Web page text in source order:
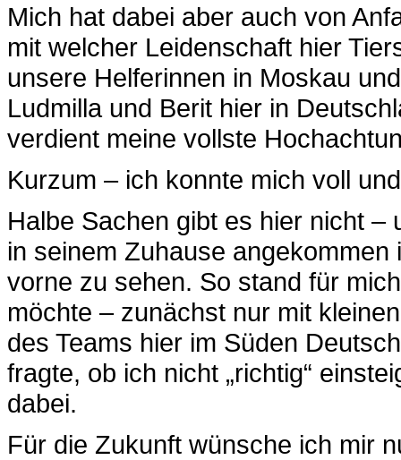
Mich hat dabei aber auch von
mit welcher Leidenschaft hier
unsere Helferinnen in Moskau
Ludmilla und Berit hier in
verdient meine vollste
Kurzum – ich konnte mich voll
Halbe Sachen gibt es hier nicht –
in seinem Zuhause
vorne zu sehen. So stand für
möchte – zunächst nur mit
des Teams hier im Süden
fragte, ob ich nicht „richtig“
dabei.
Für die Zukunft wünsche ich mir